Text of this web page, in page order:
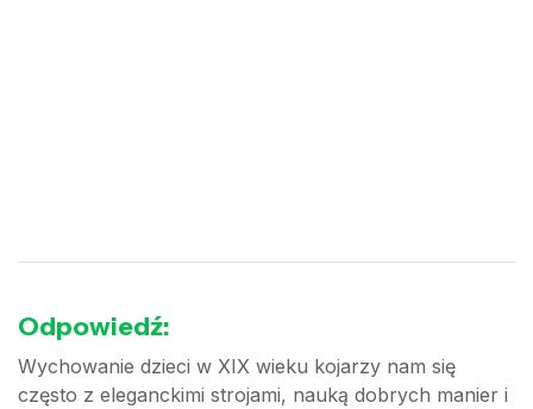
Odpowiedź:
Wychowanie dzieci w XIX wieku kojarzy nam się
często z eleganckimi strojami, nauką dobrych manier i